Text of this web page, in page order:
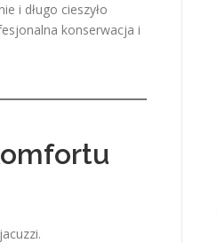
i długo cieszyło
konserwacja i